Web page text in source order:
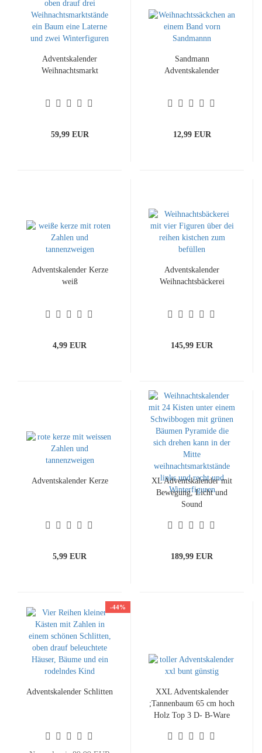
Adventskalender
Weihnachtsmarkt
59,99 EUR
Sandmann
Adventskalender
12,99 EUR
Adventskalender Kerze
weiß
4,99 EUR
Adventskalender
Weihnachtsbäckerei
145,99 EUR
Adventskalender Kerze
5,99 EUR
XL Adventskalender mit
Bewegung, Licht und
Sound
189,99 EUR
-44%
Adventskalender Schlitten
XXL Adventskalender
;Tannenbaum 65 cm hoch
Holz Top 3 D- B-Ware